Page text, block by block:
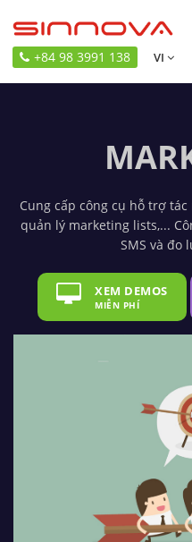
+84 98 3991 138 VI
Cung cấp công cụ hỗ trợ
quản lý marketing lists,...
SMS và đo
XEM DEMOS
MIỄN PHÍ